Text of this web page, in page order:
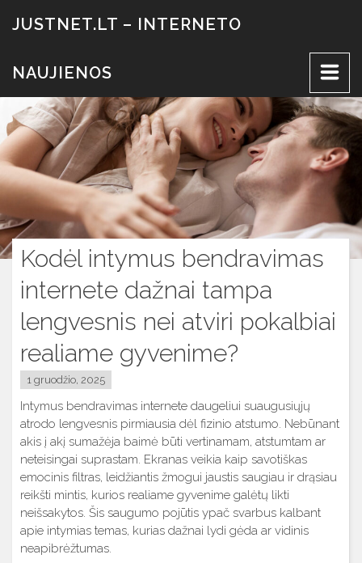
prieJUSTNET.LT – INTERNETO
NAUJIENOS
Kodėl intymus bendravimas
internete dažnai tampa
lengvesnis nei atviri pokalbiai
realiame gyvenime?
1 gruodžio, 2025
Intymus bendravimas internete daugeliui suaugusiųjų
atrodo lengvesnis pirmiausia dėl fizinio atstumo. Nebūnant
akis į akį sumažėja baimė būti vertinamam, atstumtam ar
neteisingai suprastam. Ekranas veikia kaip savotiškas
emocinis filtras, leidžiantis žmogui jaustis saugiau ir drąsiau
reikšti mintis, kurios realiame gyvenime galėtų likti
neišsakytos. Šis saugumo pojūtis ypač svarbus kalbant
apie intymias temas, kurias dažnai lydi gėda ar vidinis
neapibrėžtumas.